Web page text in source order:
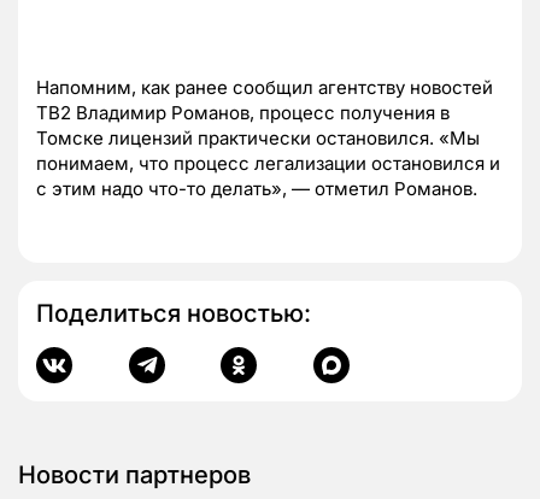
Напомним, как ранее сообщил агентству новостей
ТВ2 Владимир Романов, процесс получения в
Томске лицензий практически остановился. «Мы
понимаем, что процесс легализации остановился и
с этим надо что-то делать», — отметил Романов.
Поделиться новостью:
Новости партнеров